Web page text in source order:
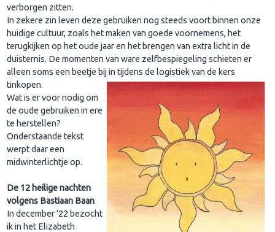
verborgen zitten.
In zekere zin leven deze gebruiken nog steeds voort binnen onze
huidige cultuur, zoals het maken van goede voornemens, het
terugkijken op het oude jaar en het brengen van extra licht in de
duisternis. De momenten van ware zelfbespiegeling schieten er
alleen soms een beetje bij in tijdens de logistiek van de kers
tinkopen.
Wat is er voor nodig om
de oude gebruiken in ere
te herstellen?
Onderstaande tekst
werpt daar een
midwinterlichtje op.
De 12 heilige nachten
volgens Bastiaan Baan
In december '22 bezocht
ik in het Elizabeth